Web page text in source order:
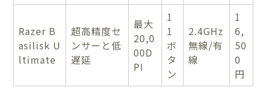
Razer B
asilisk U
ltimate
超高精度セ
ンサーと低
遅延
最大
20,0
00D
PI
1
1
ボ
タ
ン
2.4GHz
無線/有
線
1
6,
50
0
円